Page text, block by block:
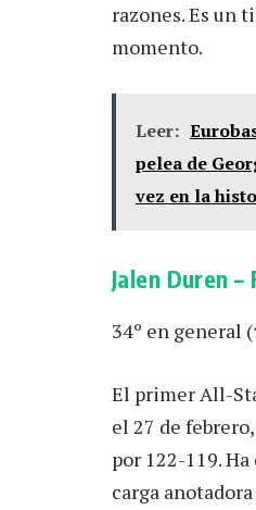
razones. Es un
momento.
Leer:
pelea de
vez en la
Jalen Duren
34º en general
El primer All-
el 27 de
por 122-119.
carga